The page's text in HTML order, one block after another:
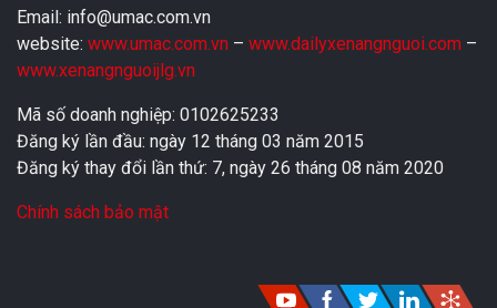
Email: info@umac.com.vn
website: www.umac.com.vn – www.dailyxenangnguoi.com –
www.xenangnguoijlg.vn
Mã số doanh nghiệp: 0102625233
Đăng ký lần đầu: ngày 12 tháng 03 năm 2015
Đăng ký thay đổi lần thứ: 7, ngày 26 tháng 08 năm 2020
Chính sách bảo mật